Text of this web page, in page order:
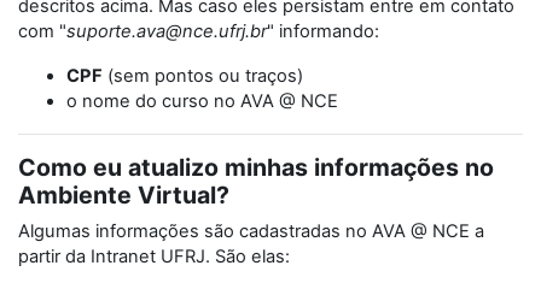
descritos acima. Mas caso eles persistam entre em contato
com "suporte.ava@nce.ufrj.br" informando:
CPF (sem pontos ou traços)
o nome do curso no AVA @ NCE
Como eu atualizo minhas informações no
Ambiente Virtual?
Algumas informações são cadastradas no AVA @ NCE a
partir da Intranet UFRJ. São elas: